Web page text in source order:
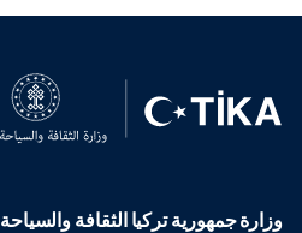
وزارة جمهورية تركيا الثقافة والسياحة